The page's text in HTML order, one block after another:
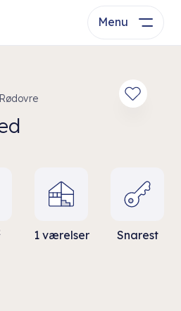
Menu
1 værelser Snarest